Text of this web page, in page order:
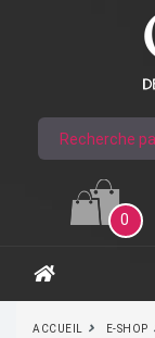
0
ACCUEIL E-SHOP